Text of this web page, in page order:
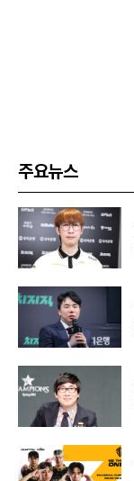
주요뉴스